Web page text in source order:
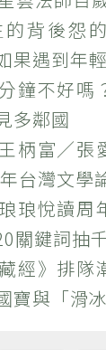
背後怨
果遇到年
鐘不好嗎
多鄰國
柄富／張
台灣文學
琅悅讀周
關鍵詞抽
》排隊
寶與「滑